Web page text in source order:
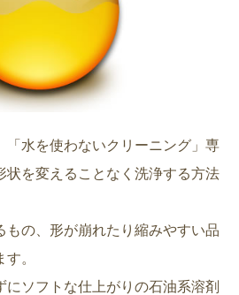
「水を使わないクリーニング」専
状を変えることなく洗浄する方法
もの、形が崩れたり縮みやすい品
。
にソフトな仕上がりの石油系溶剤